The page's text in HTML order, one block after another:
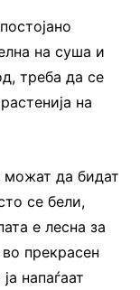
на суша и
треба да се
на
можат да бидат
се бели,
е лесна за
прекрасен
напаѓаат